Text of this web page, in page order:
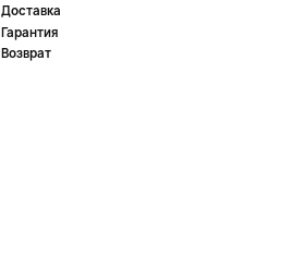
Доставка
Гарантия
Возврат